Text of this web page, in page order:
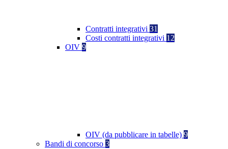
Contratti integrativi 31
Costi contratti integrativi 12
OIV 9
OIV (da pubblicare in tabelle) 9
Bandi di concorso 3